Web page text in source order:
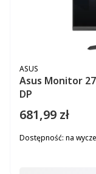
Asus Monitor 27
DP
PRODUCENT
ASUS
Cena
681,99 zł
Dostępność: na